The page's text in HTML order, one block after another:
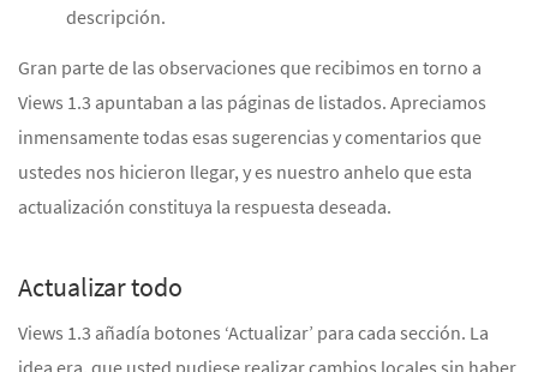
descripción.
Gran parte de las observaciones que recibimos en torno a
Views 1.3 apuntaban a las páginas de listados. Apreciamos
inmensamente todas esas sugerencias y comentarios que
ustedes nos hicieron llegar, y es nuestro anhelo que esta
actualización constituya la respuesta deseada.
Actualizar todo
Views 1.3 añadía botones ‘Actualizar’ para cada sección. La